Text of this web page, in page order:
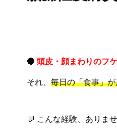
🔴 頭皮・顔まわりのフ
それ、 毎日の「食事」
💬 こんな経験、ありま